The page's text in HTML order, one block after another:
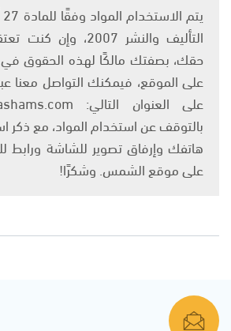
التأليف والنشر 2007،
حقك، بصفتك مالكًا لهذه الحقوق في
على الموقع، فيمكنك التواصل معنا عبر
بالتوقف عن استخدام المواد، مع
هاتفك وإرفاق تصوير للشاشة ورابط
على موقع الشمس. وشكرًا!